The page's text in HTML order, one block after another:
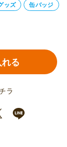
ッズ 缶バッジ
る
ラ